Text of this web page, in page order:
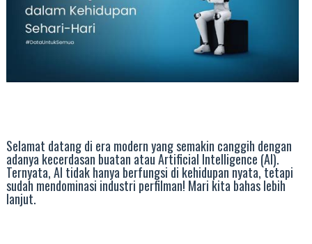
Selamat datang di era modern yang semakin canggih dengan
adanya kecerdasan buatan atau Artificial Intelligence (AI).
Ternyata, AI tidak hanya berfungsi di kehidupan nyata, tetapi
sudah mendominasi industri perfilman! Mari kita bahas lebih
lanjut.